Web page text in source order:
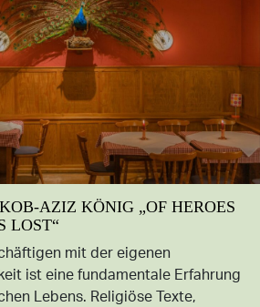
AZIZ KÖNIG „OF HEROES
LOST“
mit der eigenen
ist eine fundamentale Erfahrung
Lebens. Religiöse Texte,